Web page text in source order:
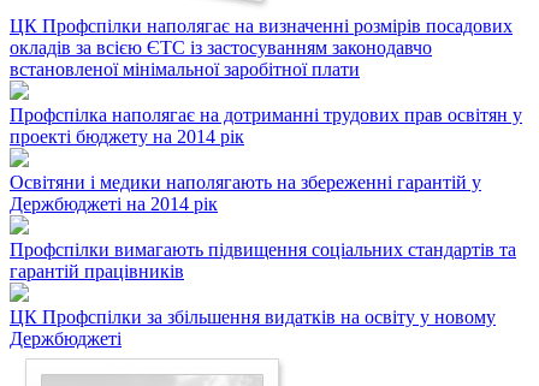
ЦК Профспілки наполягає на визначенні розмірів посадових
окладів за всією ЄТС із застосуванням законодавчо
встановленої мінімальної заробітної плати
Профспілка наполягає на дотриманні трудових прав освітян у
проекті бюджету на 2014 рік
Освітяни і медики наполягають на збереженні гарантій у
Держбюджеті на 2014 рік
Профспілки вимагають підвищення соціальних стандартів та
гарантій працівників
ЦК Профспілки за збільшення видатків на освіту у новому
Держбюджеті